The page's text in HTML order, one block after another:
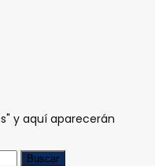
y aquí aparecerán